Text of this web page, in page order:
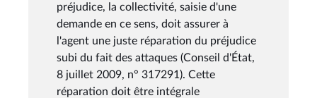
préjudice, la collectivité, saisie d'une
demande en ce sens, doit assurer à
l'agent une juste réparation du préjudice
subi du fait des attaques (Conseil d'État,
8 juillet 2009, n° 317291). Cette
réparation doit être intégrale